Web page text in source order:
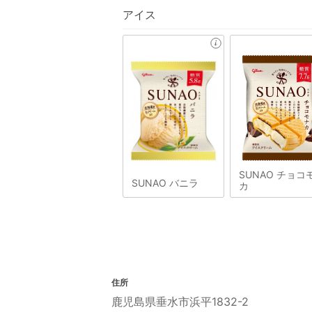
アイス
SUNAO バニラ
SUNAO チョコ
カ
住所
鹿児島県垂水市浜平1832-2